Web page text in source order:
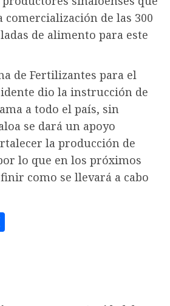
comercialización de las 300
de alimento para este
de Fertilizantes para el
dio la instrucción de
a todo el país, sin
se dará un apoyo
la producción de
lo que en los próximos
como se llevará a cabo